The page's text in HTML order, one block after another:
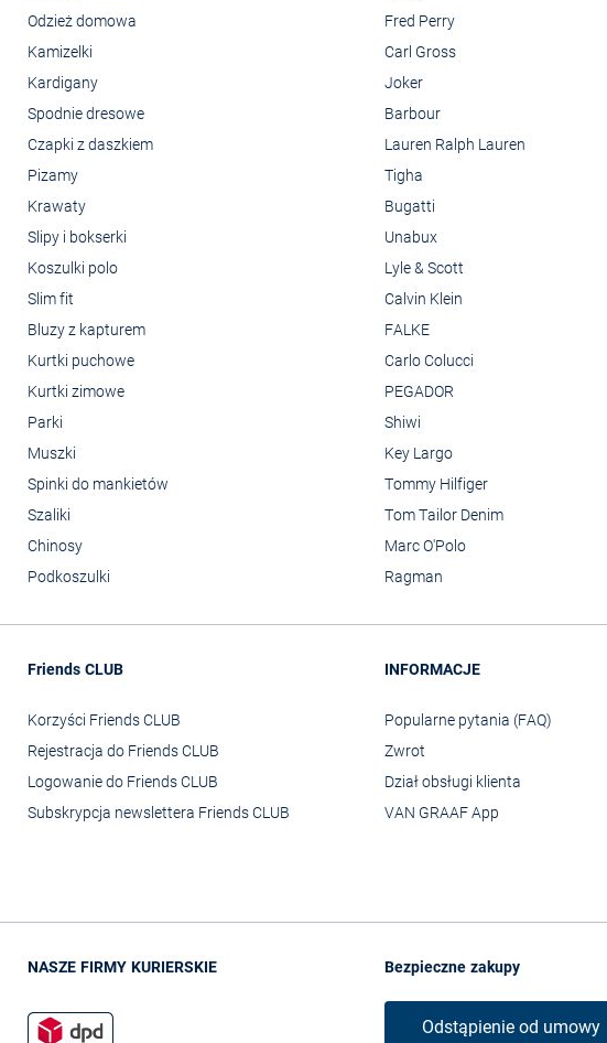
Odzież domowa
Kamizelki
Kardigany
Spodnie dresowe
Czapki z daszkiem
Pizamy
Krawaty
Slipy i bokserki
Koszulki polo
Slim fit
Bluzy z kapturem
Kurtki puchowe
Kurtki zimowe
Parki
Muszki
Spinki do mankietów
Szaliki
Chinosy
Podkoszulki
Fred Perry
Carl Gross
Joker
Barbour
Lauren Ralph Lauren
Tigha
Bugatti
Unabux
Lyle & Scott
Calvin Klein
FALKE
Carlo Colucci
PEGADOR
Shiwi
Key Largo
Tommy Hilfiger
Tom Tailor Denim
Marc O'Polo
Ragman
Friends CLUB
Korzyści Friends CLUB
Rejestracja do Friends CLUB
Logowanie do Friends CLUB
Subskrypcja newslettera Friends CLUB
INFORMACJE
Popularne pytania (FAQ)
Zwrot
Dział obsługi klienta
VAN GRAAF App
NASZE FIRMY KURIERSKIE Bezpieczne zakupy
Odstąpienie od umowy